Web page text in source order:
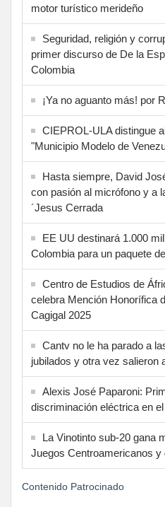
motor turístico merideño
Seguridad, religión y
primer discurso de De la
Colombia
¡Ya no aguanto más! por
CIEPROL-ULA distingue
"Municipio Modelo de
Hasta siempre, David
con pasión al micrófono y a
´Jesus Cerrada
EE UU destinará 1.000
Colombia para un paquete
Centro de Estudios de
celebra Mención Honorífica
Cagigal 2025
Cantv no le ha parado a
jubilados y otra vez salieron
Alexis José Paparoni:
discriminación eléctrica en
La Vinotinto sub-20 gana
Juegos Centroamericanos y
Contenido Patrocinado